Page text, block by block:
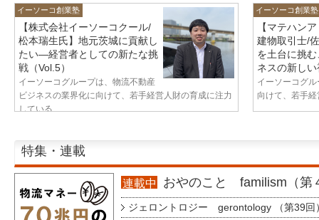
イーソーコ創業塾
【株式会社イーソーコクール/
松本瑞生氏】地元茨城に貢献し
たい—経営者としての新たな挑
戦（Vol.5）
イーソーコグループは、物流不動産
ビジネスの業界化に向けて、若手経営人財の育成に注力
している...
イーソーコ創業塾
【マテハン
建物取引士/
を土台に挑
ネスの新し
イーソーコグ
向けて、若手
特集・連載
連載中 おやのこと familism（第
ジェロントロジー gerontology （第39回